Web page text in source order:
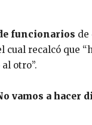
funcionarios de
cual recalcó que
otro”.
vamos a hacer